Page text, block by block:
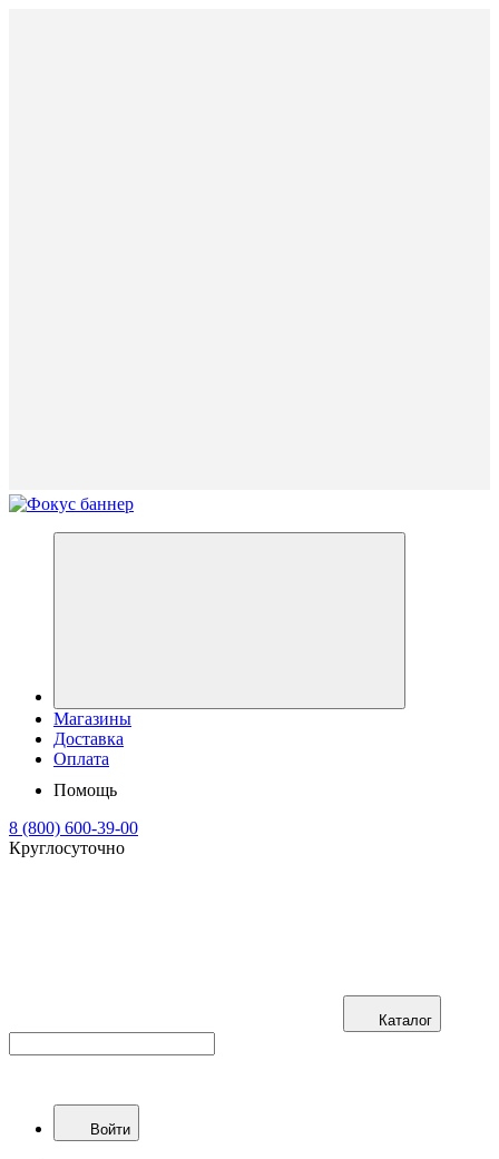
Магазины
Доставка
Оплата
Помощь
8 (800) 600-39-00
Круглосуточно
Каталог
Войти